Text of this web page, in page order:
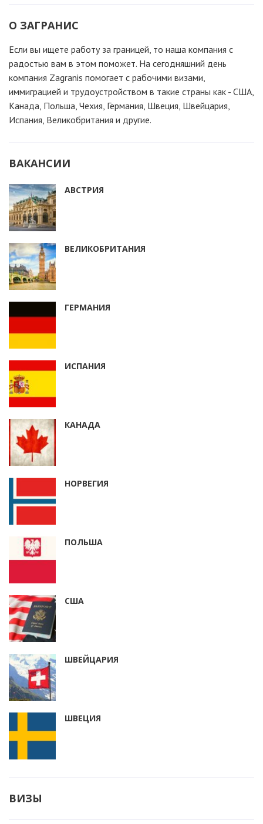
О ЗАГРАНИС
Если вы ищете работу за границей, то наша компания c
радостью вам в этом поможет. На сегодняшний день
компания Zagranis помогает с рабочими визами,
иммиграцией и трудоустройством в такие страны как - США,
Канада, Польша, Чехия, Германия, Швеция, Швейцария,
Испания, Великобритания и другие.
ВАКАНСИИ
АВСТРИЯ
ВЕЛИКОБРИТАНИЯ
ГЕРМАНИЯ
ИСПАНИЯ
КАНАДА
НОРВЕГИЯ
ПОЛЬША
США
ШВЕЙЦАРИЯ
ШВЕЦИЯ
ВИЗЫ